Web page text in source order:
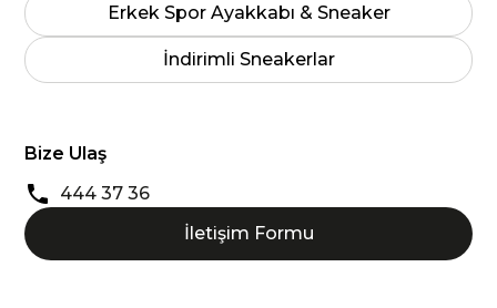
Erkek Spor Ayakkabı & Sneaker
İndirimli Sneakerlar
Bize Ulaş
444 37 36
İletişim Formu